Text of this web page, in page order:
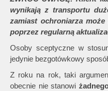
wynikają z transportu
zamiast ochroniarza
poprzez regularną
Osoby sceptyczne w
jedynie bezgotówkowy
Z roku na rok, taki
obecnie nie stanowi